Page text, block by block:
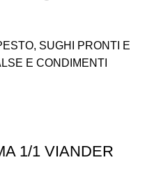
, SUGHI PRONTI E
E CONDIMENTI
1/1 VIANDER